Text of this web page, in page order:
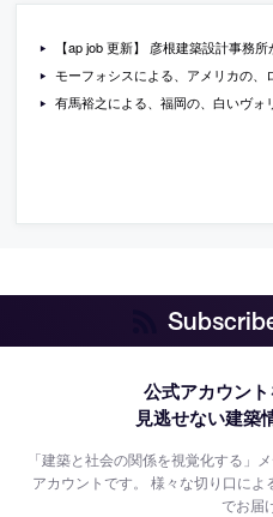
【ap job 更新】 彦根建築設計事務所が、建築設計監理スタッフ・
モーフォシスによる、アメリカの、ローレンス・テ
有馬裕之による、福岡の、白いヴォリュームの組み合わせが特徴
公式アカウント
見逃せない建築
「建築と社会の関係を視覚化する」
アカウントです。様々な切り口によ
でお届